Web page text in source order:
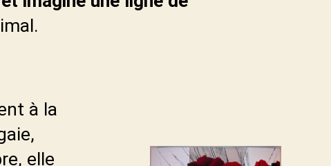
à la
elle